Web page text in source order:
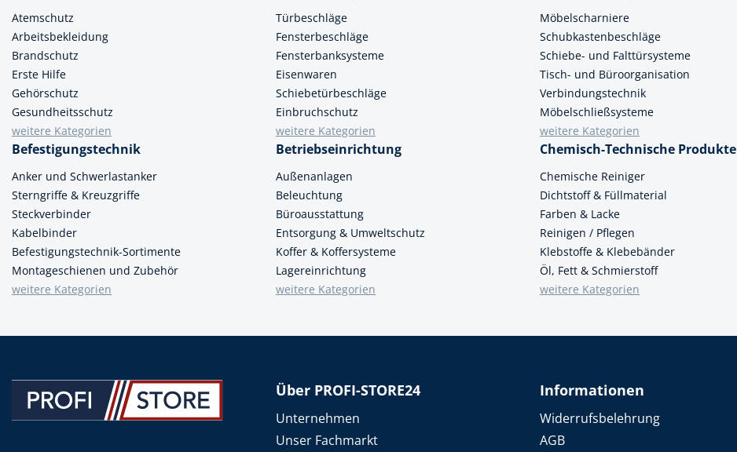
Atemschutz
Arbeitsbekleidung
Brandschutz
Erste Hilfe
Gehörschutz
Gesundheitsschutz
weitere Kategorien
Türbeschläge
Fensterbeschläge
Fensterbanksysteme
Eisenwaren
Schiebetürbeschläge
Einbruchschutz
weitere Kategorien
Möbelscharniere
Schubkastenbeschläge
Schiebe- und Falttürsysteme
Tisch- und Büroorganisation
Verbindungstechnik
Möbelschließsysteme
weitere Kategorien
Befestigungstechnik
Anker und Schwerlastanker
Sterngriffe & Kreuzgriffe
Steckverbinder
Kabelbinder
Befestigungstechnik-Sortimente
Montageschienen und Zubehör
weitere Kategorien
Betriebseinrichtung
Außenanlagen
Beleuchtung
Büroausstattung
Entsorgung & Umweltschutz
Koffer & Koffersysteme
Lagereinrichtung
weitere Kategorien
Chemisch-Technische Produkte
Chemische Reiniger
Dichtstoff & Füllmaterial
Farben & Lacke
Reinigen / Pflegen
Klebstoffe & Klebebänder
Öl, Fett & Schmierstoff
weitere Kategorien
Über PROFI-STORE24
Unternehmen
Unser Fachmarkt
Informationen
Widerrufsbelehrung
AGB